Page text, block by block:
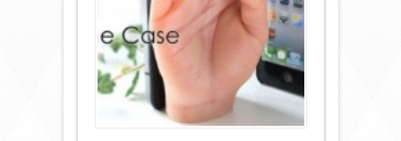
寞？
iPhone
保
套
隨
時
隨